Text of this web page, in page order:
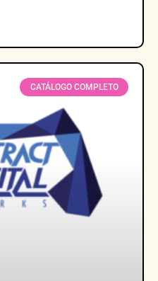
CATÁLOGO COMPLETO